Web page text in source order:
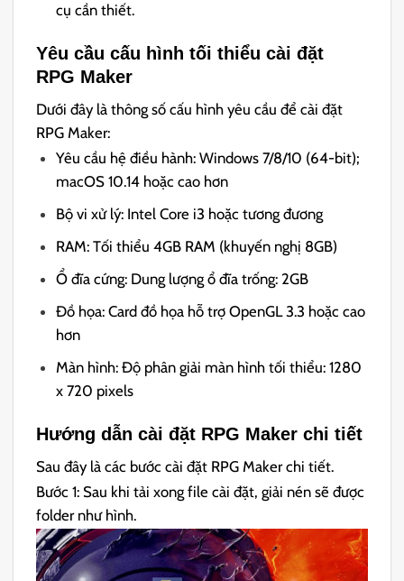
cụ cần thiết.
Yêu cầu cấu hình tối thiểu cài đặt
RPG Maker
Dưới đây là thông số cấu hình yêu cầu để cài đặt
RPG Maker:
Yêu cầu hệ điều hành: Windows 7/8/10 (64-bit);
macOS 10.14 hoặc cao hơn
Bộ vi xử lý: Intel Core i3 hoặc tương đương
RAM: Tối thiểu 4GB RAM (khuyến nghị 8GB)
Ổ đĩa cứng: Dung lượng ổ đĩa trống: 2GB
Đồ họa: Card đồ họa hỗ trợ OpenGL 3.3 hoặc cao
hơn
Màn hình: Độ phân giải màn hình tối thiểu: 1280
x 720 pixels
Hướng dẫn cài đặt RPG Maker chi tiết
Sau đây là các bước cài đặt RPG Maker chi tiết.
Bước 1: Sau khi tải xong file cài đặt, giải nén sẽ được
folder như hình.